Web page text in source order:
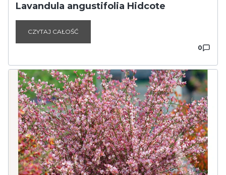
Lavandula angustifolia Hidcote
CZYTAJ CAŁOŚĆ
0